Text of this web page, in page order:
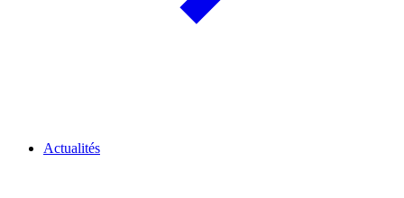
Actualités